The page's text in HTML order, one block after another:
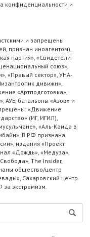
конфиденциальности и
и запрещены
признан иноагентом),
партия», «Свидетели
союз»,
«Правый сектор», УНА-
дивижн»,
«Артподготовка»,
АУЕ, батальоны «Азов» и
«Движение
(ИГ, ИГИЛ),
«Аль-Каида в
В РФ признана
издания «Проект
«Дождь», «Медуза»,
The Insider,
общество/центр
Сахаровский центр.
экстремизм.